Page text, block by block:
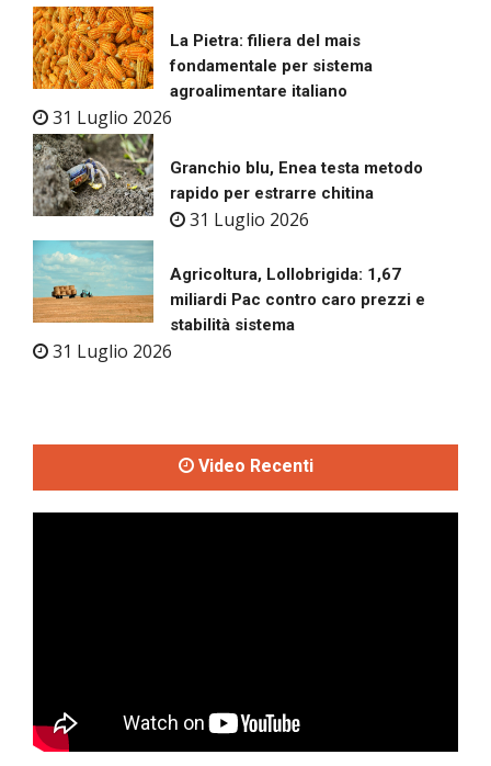
La Pietra: filiera del mais
fondamentale per sistema
agroalimentare italiano
31 Luglio 2026
Granchio blu, Enea testa metodo
rapido per estrarre chitina
31 Luglio 2026
Agricoltura, Lollobrigida: 1,67
miliardi Pac contro caro prezzi e
stabilità sistema
31 Luglio 2026
Video Recenti